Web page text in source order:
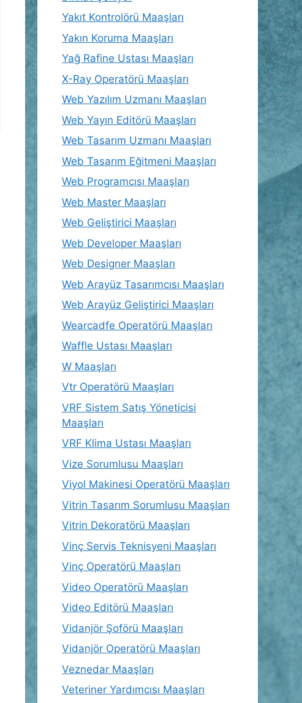
Yakıt Kontrolörü Maaşları
Yakın Koruma Maaşları
Yağ Rafine Ustası Maaşları
X-Ray Operatörü Maaşları
Web Yazılım Uzmanı Maaşları
Web Yayın Editörü Maaşları
Web Tasarım Uzmanı Maaşları
Web Tasarım Eğitmeni Maaşları
Web Programcısı Maaşları
Web Master Maaşları
Web Geliştirici Maaşları
Web Developer Maaşları
Web Designer Maaşları
Web Arayüz Tasarımcısı Maaşları
Web Arayüz Geliştirici Maaşları
Wearcadfe Operatörü Maaşları
Waffle Ustası Maaşları
W Maaşları
Vtr Operatörü Maaşları
VRF Sistem Satış Yöneticisi
Maaşları
VRF Klima Ustası Maaşları
Vize Sorumlusu Maaşları
Viyol Makinesi Operatörü Maaşları
Vitrin Tasarım Sorumlusu Maaşları
Vitrin Dekoratörü Maaşları
Vinç Servis Teknisyeni Maaşları
Vinç Operatörü Maaşları
Video Operatörü Maaşları
Video Editörü Maaşları
Vidanjör Şoförü Maaşları
Vidanjör Operatörü Maaşları
Veznedar Maaşları
Veteriner Yardımcısı Maaşları